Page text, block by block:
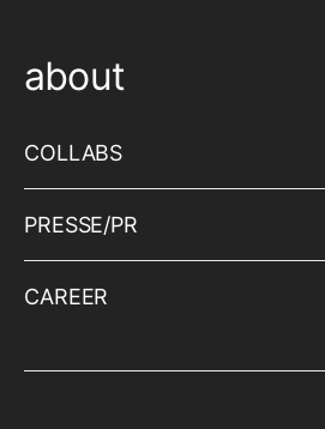
about
COLLABS
PRESSE/PR
CAREER